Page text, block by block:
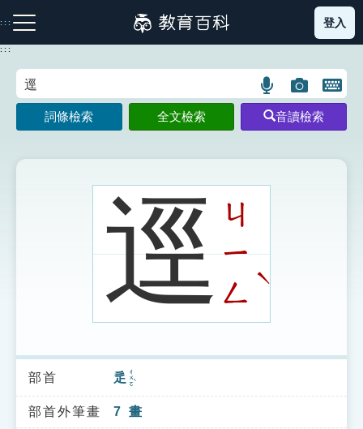
到
主
:::
注音索引圖示 筆畫索引圖示 部首索引表圖示
索引選單
知識索引
登入
:::
語
言
搜
示
圖
片
搜
開
鍵
圖
詞條檢索 全文檢索 音讀檢索
逕 ㄐ
ㄧ
ㄥ
ˋ
部首 辵 ㄔㄨㄛˋ
部首外筆畫 7 畫